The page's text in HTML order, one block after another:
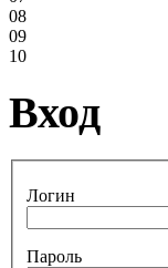
€530.00
Tunable Tonbak with
€880.00
08
09
10
Вход
Логин
Пароль